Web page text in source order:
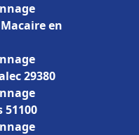
en
29380
51100